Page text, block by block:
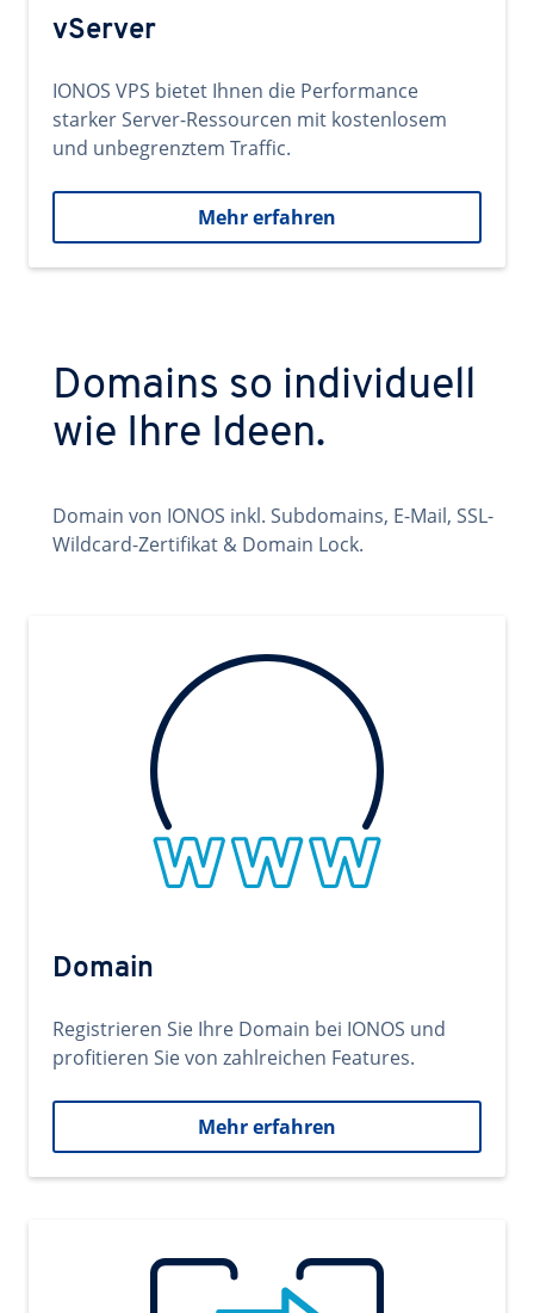
vServer
IONOS VPS bietet Ihnen die Performance
starker Server-Ressourcen mit kostenlosem
und unbegrenztem Traffic.
Mehr erfahren
Domains so individuell
wie Ihre Ideen.
Domain von IONOS inkl. Subdomains, E-Mail, SSL-
Wildcard-Zertifikat & Domain Lock.
Domain
Registrieren Sie Ihre Domain bei IONOS und
profitieren Sie von zahlreichen Features.
Mehr erfahren